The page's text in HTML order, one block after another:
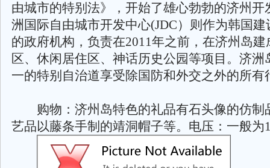
由城市的特别法》，开始了雄心勃勃的济州开
洲国际自由城市开发中心(JDC）则作为韩国
的政府机构，负责在2011年之前，在济州岛
区、休闲居住区、神话历史公园等项目。济洲
一的特别自治道享受除国防和外交之外的所有
购物：济州岛特色的礼品有石头像的仿制
艺品以藤条手制的靖洞帽子等。电压：一般为